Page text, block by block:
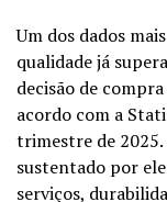
Um dos dados
qualidade já
decisão de
acordo com a
trimestre de
sustentado por
serviços,